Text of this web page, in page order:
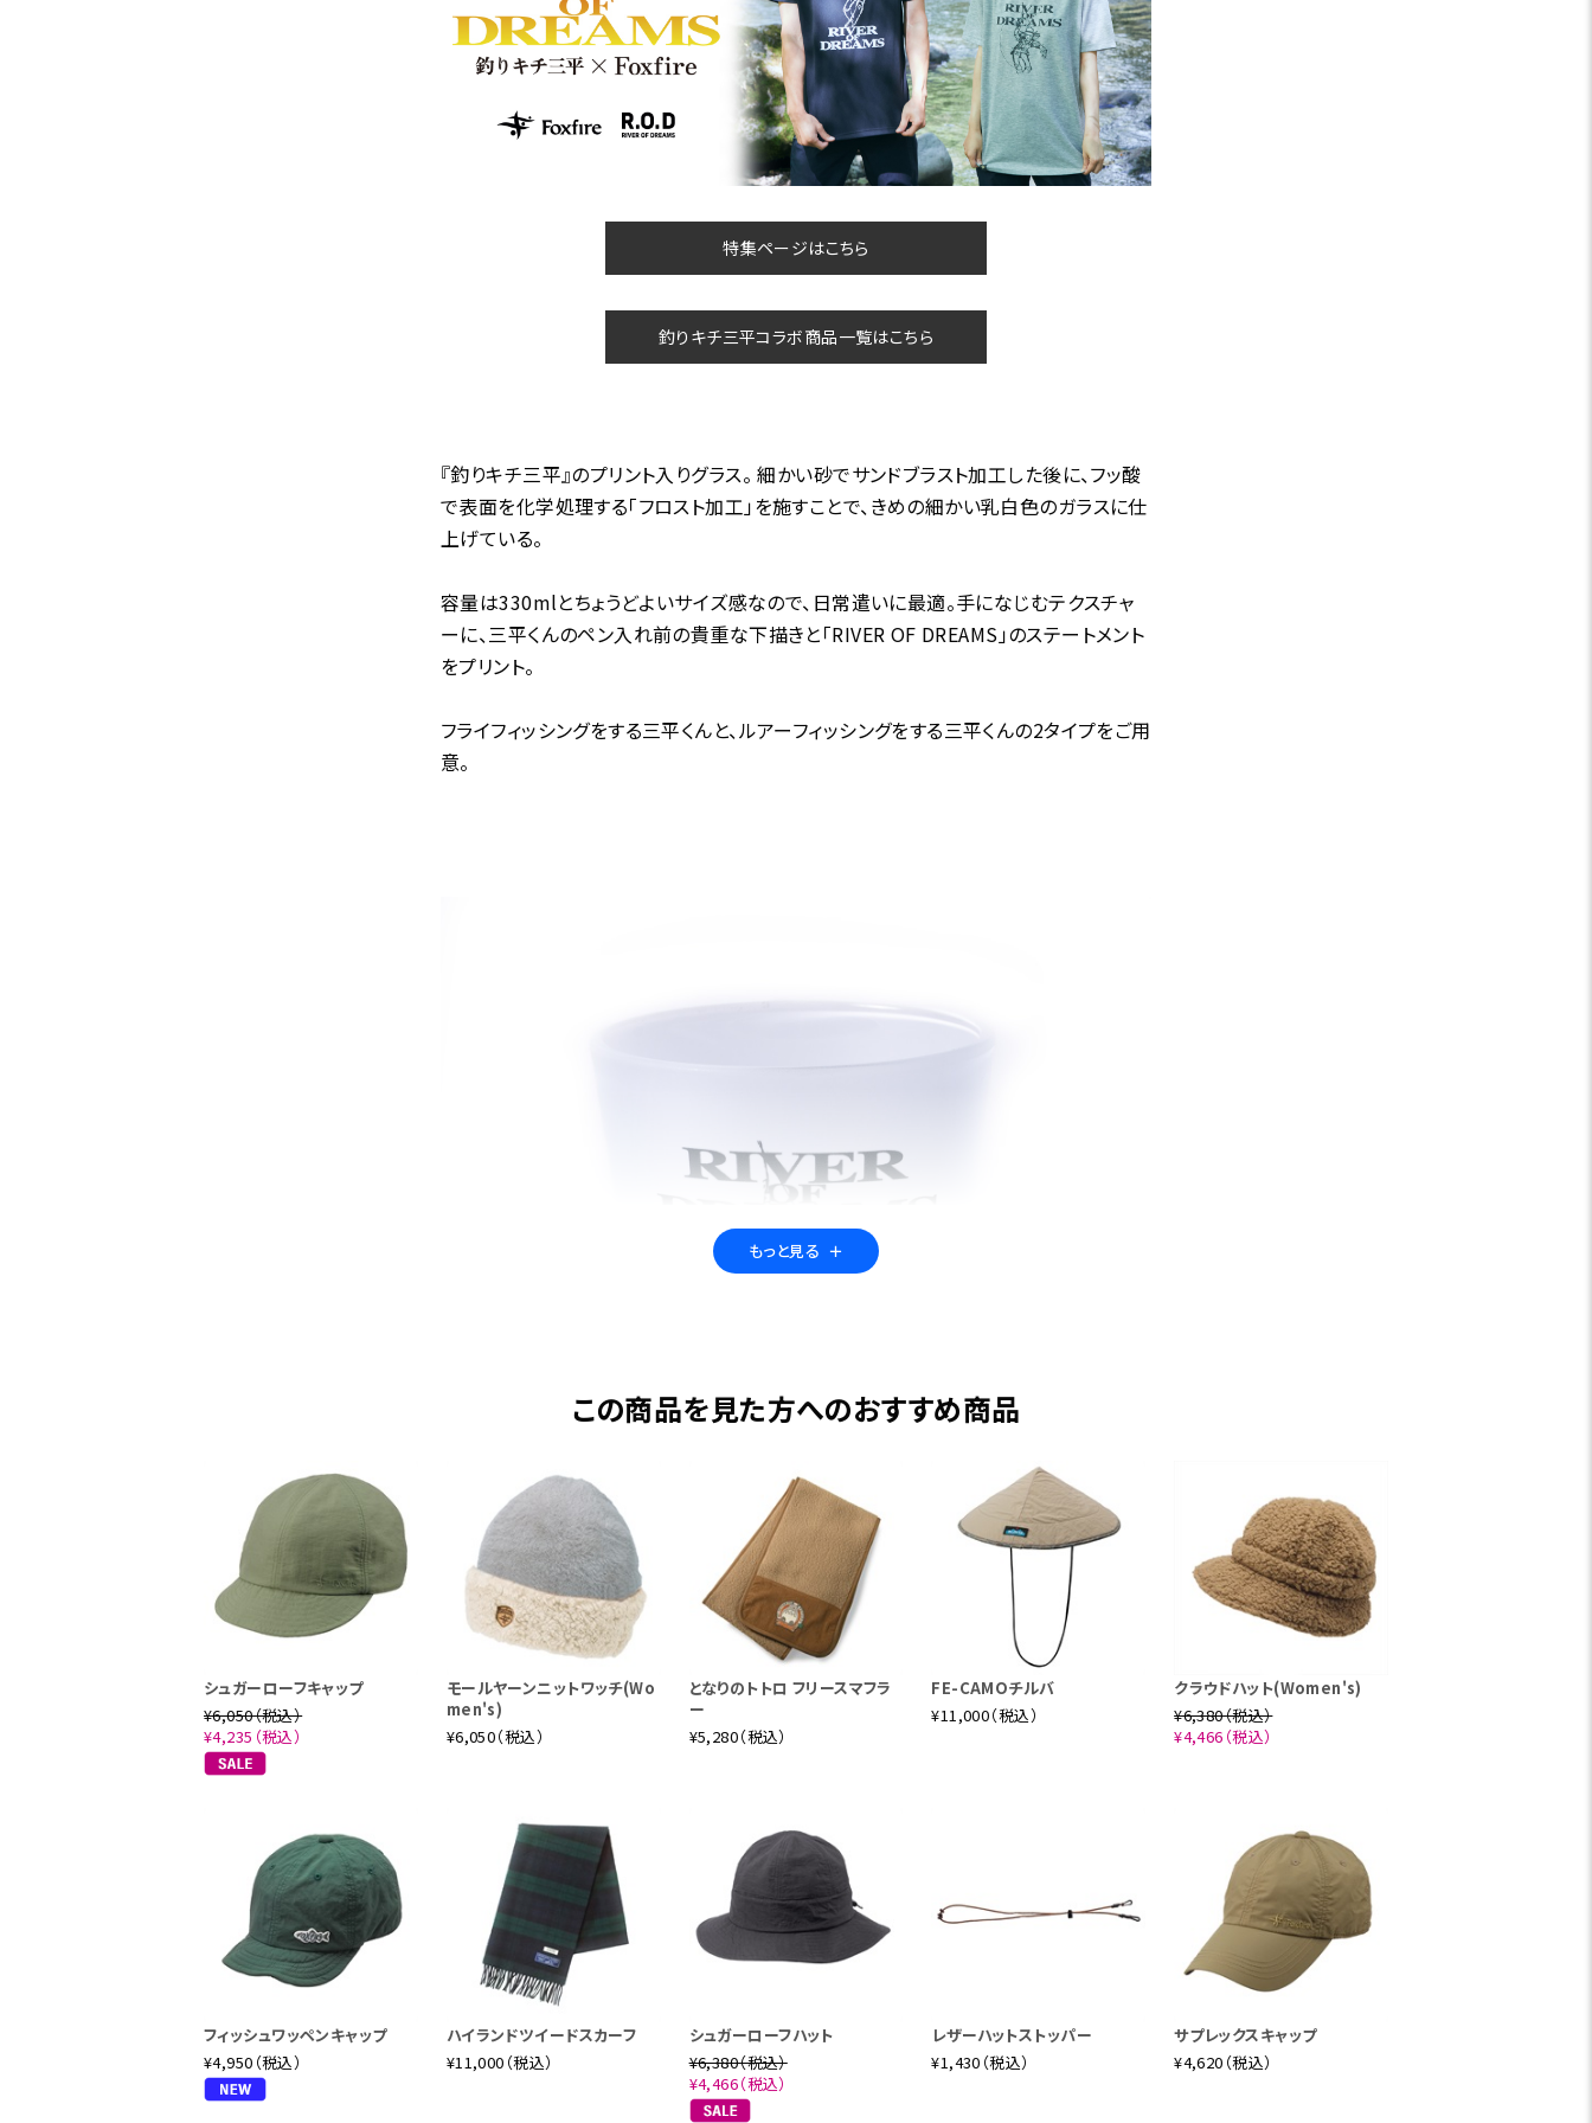
特集ページはこちら
釣りキチ三平コラボ商品一覧はこちら
『釣りキチ三平』のプリント入りグラス。 細かい砂でサンドブラスト加工した後に、フッ酸
で表面を化学処理する「フロスト加工」を施すことで、きめの細かい乳白色のガラスに仕
上げている。
容量は330mlとちょうどよいサイズ感なので、日常遣いに最適。手になじむテクスチャ
ーに、三平くんのペン入れ前の貴重な下描きと「RIVER OF DREAMS」のステートメント
をプリント。
フライフィッシングをする三平くんと、ルアーフィッシングをする三平くんの2タイプをご用
意。
■フライver.グラフィック解説
三平くんが初めてフライフィッシングを体験したのは、単行本26巻収録の「ジャックとユ
キシロヤマメ」でのこと。三平君が最初に釣り上げたのは、なんと熊の鼻先でした。その
後、単行本51〜54巻の「ニンフの誘惑」で、アメリカにいる鮎川魚紳からの手紙講座に
もっと見る ＋
この商品を見た方へのおすすめ商品
シュガーローフキャップ
¥6,050（税込）
¥4,235（税込）
モールヤーンニットワッチ(Wo
men's)
¥6,050（税込）
となりのトトロ フリースマフラ
ー
¥5,280（税込）
FE-CAMOチルバ
¥11,000（税込）
クラウドハット(Women's)
¥6,380（税込）
¥4,466（税込）
フィッシュワッペンキャップ
¥4,950（税込）
ハイランドツイードスカーフ
¥11,000（税込）
シュガーローフハット
¥6,380（税込）
¥4,466（税込）
レザーハットストッパー
¥1,430（税込）
サプレックスキャップ
¥4,620（税込）